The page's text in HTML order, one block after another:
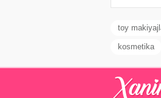
bilmədiyini
Azərbaycand
toy
kosmetika